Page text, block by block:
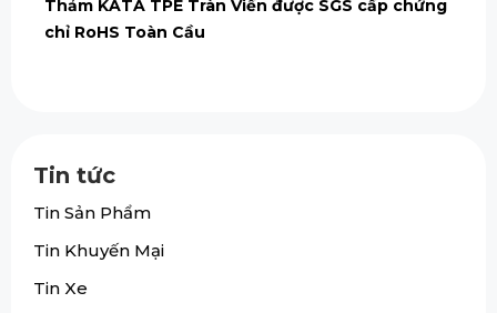
Thảm KATA TPE Tràn Viền được SGS cấp chứng
chỉ RoHS Toàn Cầu
Tin tức
Tin Sản Phẩm
Tin Khuyến Mại
Tin Xe